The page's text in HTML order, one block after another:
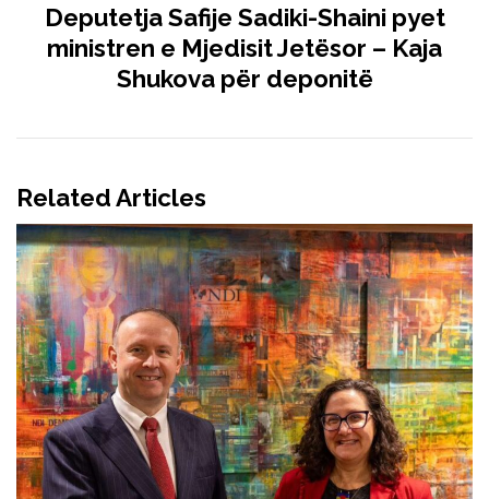
Deputetja Safije Sadiki-Shaini pyet
ministren e Mjedisit Jetësor – Kaja
Shukova për deponitë
Related Articles